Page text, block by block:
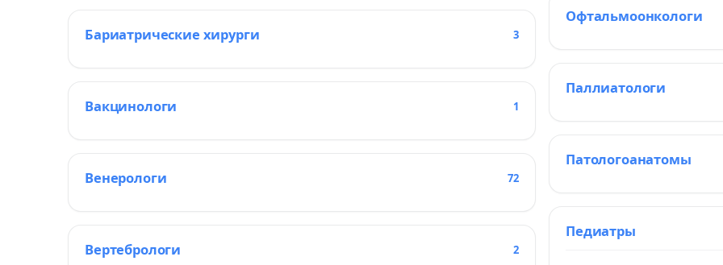
Бариатрические хирурги 3
Вакцинологи 1
Венерологи 72
Вертебрологи 2
Офтальмоонкологи
Паллиатологи
Патологоанатомы
Педиатры